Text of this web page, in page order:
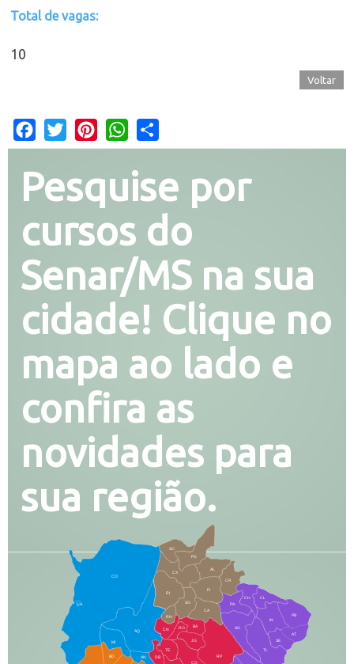
Total de vagas:
10
Voltar
Facebook
Twitter PinterestWhatsApp
Pesquise por
cursos do
Senar/MS na sua
cidade! Clique no
mapa ao lado e
confira as
novidades para
sua região.
CO
AQ
MI
AN
CX
RI
AL
CR
FI
SG
BA
CA
PA
CH CL
PB
SE
TL
AG
RP
RO
JG
CG
BD DB
TE
IN
RN
CN
AT
PG
SO
LA